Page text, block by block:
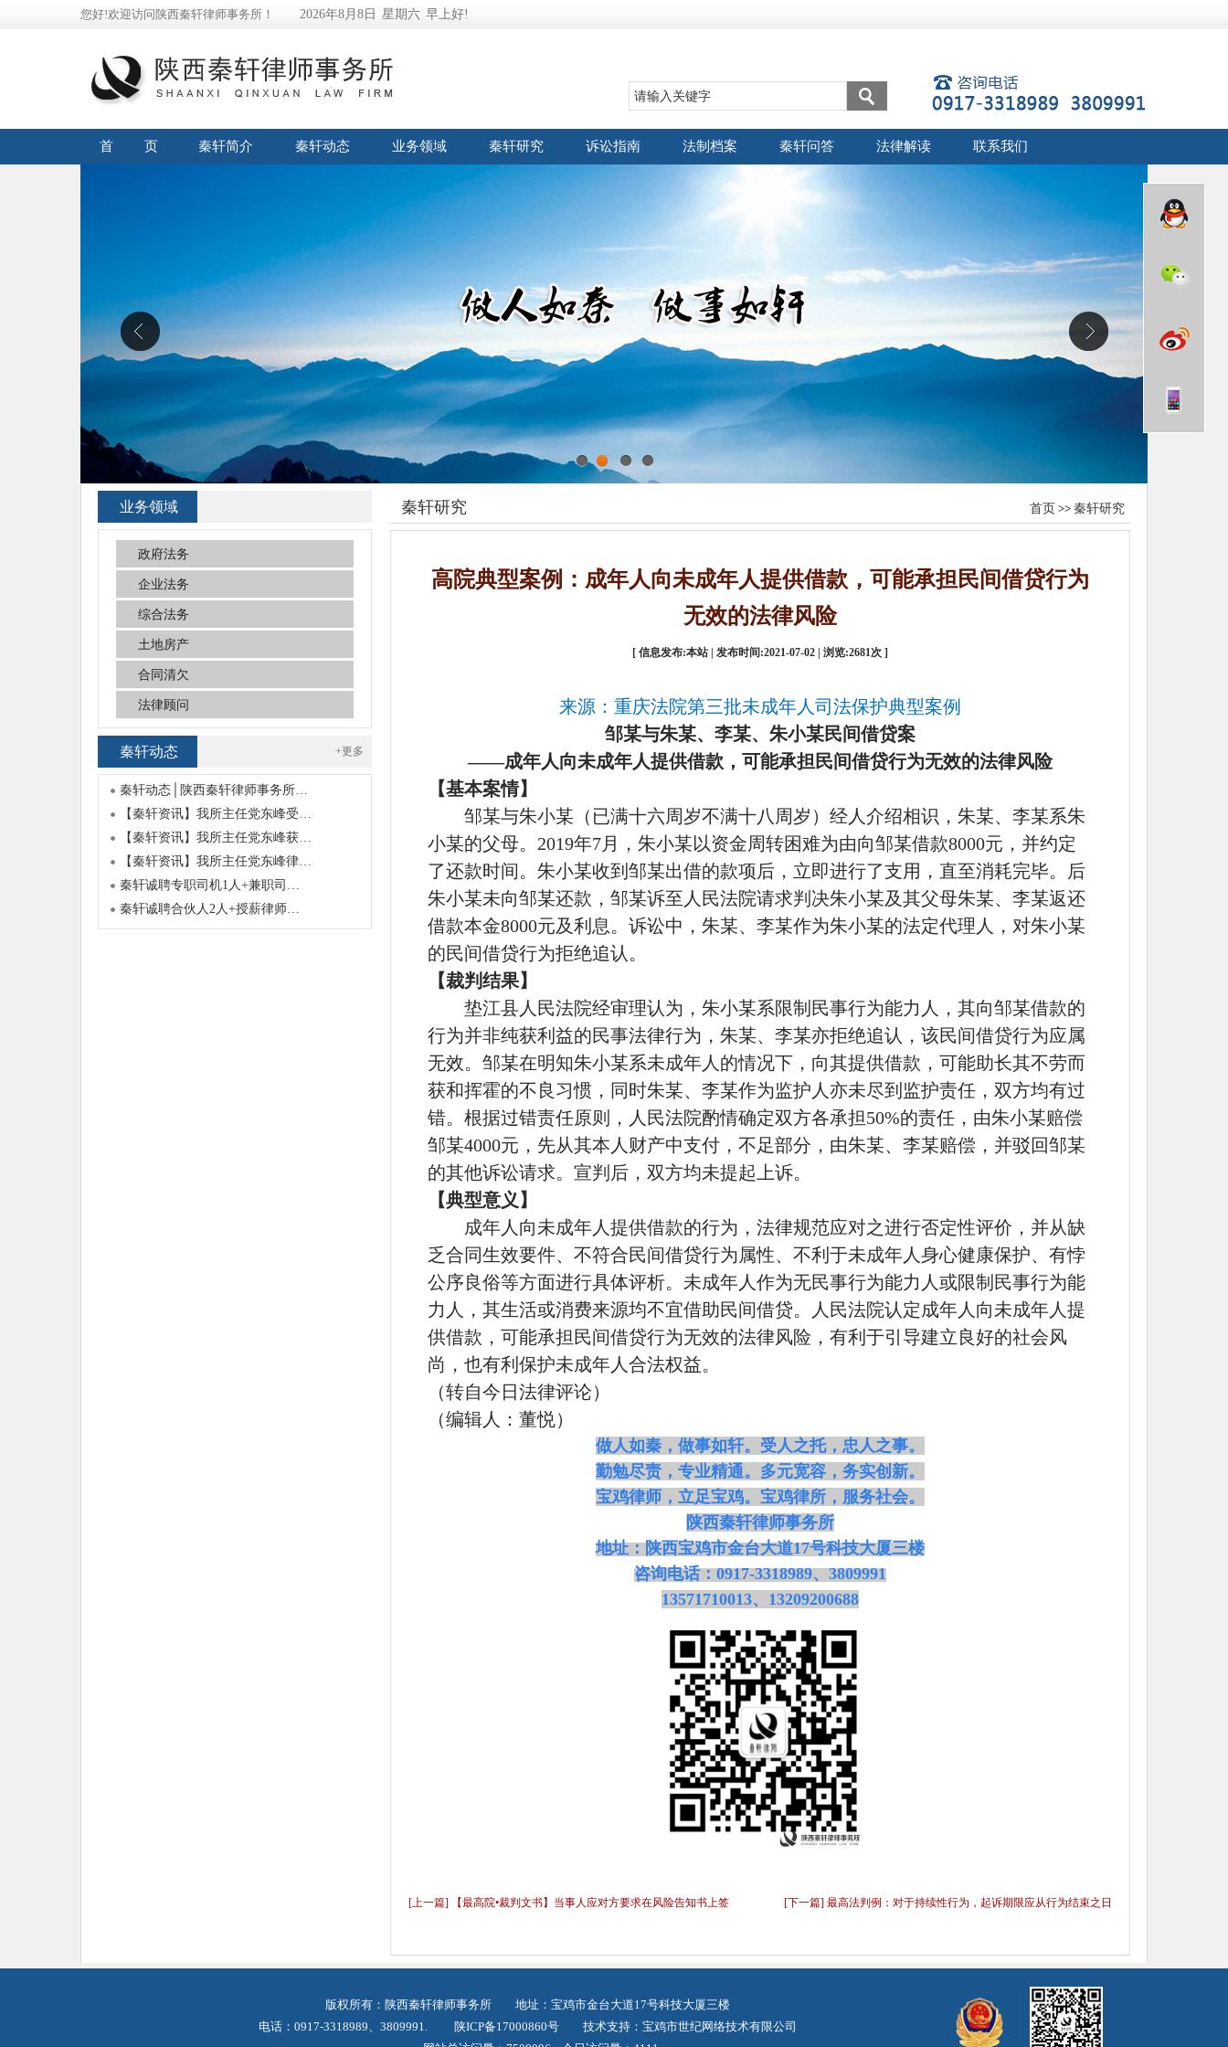
您好!欢迎访问陕西秦轩律师事务所！ 2026年8月8日 星期六 早上好!
首 页 秦轩简介 秦轩动态 业务领域 秦轩研究 诉讼指南 法制档案 秦轩问答 法律解读 联系我们
1 2 3
秦轩研究 首页 >> 秦轩研究
高院典型案例：成年人向未成年人提供借款，可能承担民间借贷行为
无效的法律风险
[ 信息发布:本站 | 发布时间:2021-07-02 | 浏览:2681次 ]
来源：重庆法院第三批未成年人司法保护典型案例
邹某与朱某、李某、朱小某民间借贷案
——成年人向未成年人提供借款，可能承担民间借贷行为无效的法律风险
【基本案情】
邹某与朱小某（已满十六周岁不满十八周岁）经人介绍相识，朱某、李某系朱
小某的父母。 2019年7月，朱小某以资金周转困难为由向邹某借款8000元，并约定
了还款时间。朱小某收到邹某出借的款项后，立即进行了支用，直至消耗完毕。后
朱小某未向邹某还款，邹某诉至人民法院请求判决朱小某及其父母朱某、李某返还
借款本金8000元及利息。诉讼中，朱某、李某作为朱小某的法定代理人，对朱小某
的民间借贷行为拒绝追认。
【裁判结果】
垫江县人民法院经审理认为，朱小某系限制民事行为能力人，其向邹某借款的
行为并非纯获利益的民事法律行为，朱某、李某亦拒绝追认，该民间借贷行为应属
无效。邹某在明知朱小某系未成年人的情况下，向其提供借款，可能助长其不劳而
获和挥霍的不良习惯，同时朱某、李某作为监护人亦未尽到监护责任，双方均有过
错。根据过错责任原则，人民法院酌情确定双方各承担50%的责任，由朱小某赔偿
邹某4000元，先从其本人财产中支付，不足部分，由朱某、李某赔偿，并驳回邹某
的其他诉讼请求。宣判后，双方均未提起上诉。
【典型意义 】
成年人向未成年人提供借款的行为，法律规范应对之进行否定性评价，并从缺
乏合同生效要件、不符合民间借贷行为属性、不利于未成年人身心健康保护、有悖
公序良俗等方面进行具体评析。未成年人作为无民事行为能力人或限制民事行为能
力人，其生活或消费来源均不宜借助民间借贷。人民法院认定成年人向未成年人提
供借款，可能承担民间借贷行为无效的法律风险，有利于引导建立良好的社会风
尚，也有利保护未成年人合法权益。
（转自今日法律评论）
（编辑人：董悦）
做人如秦，做事如轩。受人之托，忠人之事。
勤勉尽责，专业精通。多元宽容，务实创新。
宝鸡律师，立足宝鸡。宝鸡律所，服务社会。
陕西秦轩律师事务所
地址：陕西宝鸡市金台大道17号科技大厦三楼
咨询电话：0917-3318989、3809991
13571710013、13209200688
[上一篇] 【最高院•裁判文书】当事人应对方要求在风险告知书上签
[下一篇] 最高法判例：对于持续性行为，起诉期限应从行为结束之日
业务领域
政府法务
企业法务
综合法务
土地房产
合同清欠
法律顾问
秦轩动态 +更多
秦轩动态│陕西秦轩律师事务所…
【秦轩资讯】我所主任党东峰受…
【秦轩资讯】我所主任党东峰获…
【秦轩资讯】我所主任党东峰律…
秦轩诚聘专职司机1人+兼职司…
秦轩诚聘合伙人2人+授薪律师…
版权所有：陕西秦轩律师事务所 地址：宝鸡市金台大道17号科技大厦三楼
电话：0917-3318989、3809991.
陕ICP备17000860号技术支持： 宝鸡市世纪网络技术有限公司